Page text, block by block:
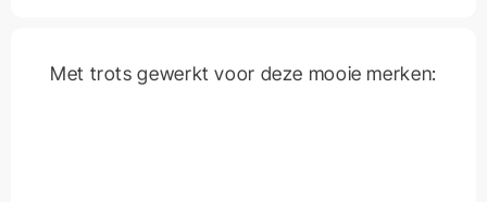
Met trots gewerkt voor deze mooie merken: